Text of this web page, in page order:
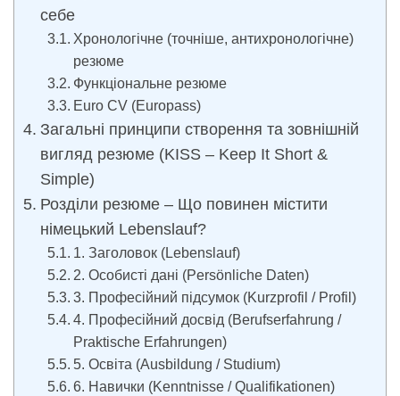
себе
Хронологічне (точніше, антихронологічне)
резюме
Функціональне резюме
Euro CV (Europass)
Загальні принципи створення та зовнішній
вигляд резюме (KISS – Keep It Short &
Simple)
Розділи резюме – Що повинен містити
німецький Lebenslauf?
1. Заголовок (Lebenslauf)
2. Особисті дані (Persönliche Daten)
3. Професійний підсумок (Kurzprofil / Profil)
4. Професійний досвід (Berufserfahrung /
Praktische Erfahrungen)
5. Освіта (Ausbildung / Studium)
6. Навички (Kenntnisse / Qualifikationen)